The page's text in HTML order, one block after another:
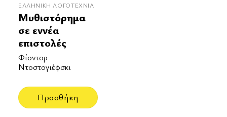
ΕΛΛΗΝΙΚΉ ΛΟΓΟΤΕΧΝΊΑ
Μυθιστόρημα
σε εννέα
επιστολές
Φίοντορ
Ντοστογιέφσκι
Προσθήκη